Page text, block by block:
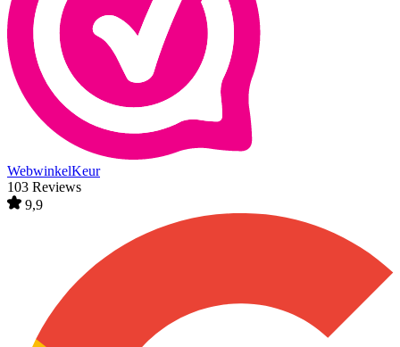
WebwinkelKeur
103 Reviews
9,9